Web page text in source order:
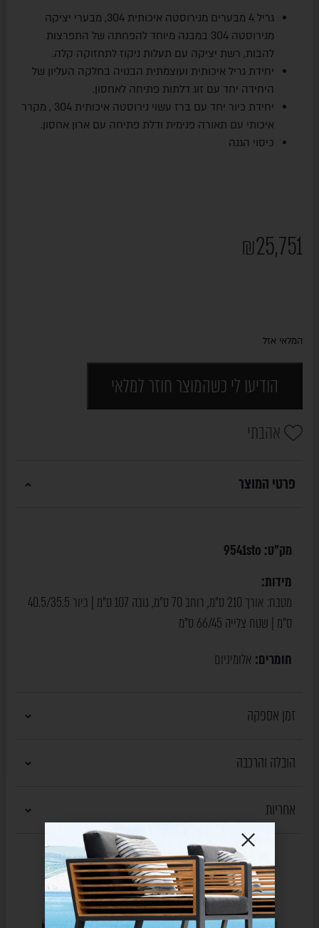
גריל 4 מבערים מנירוסטה איכותית 304, מבערי יציקה
מנירוסטה 304 במבנה מיוחד להפחתה של התפרצות
להבות, רשת יציקה עם תעלות ניקוז לתחזוקה קלה.
יחידת גריל איכותית ועוצמתית הבנויה בחלקה העליון של
היחידה יחד עם זוג דלתות פתיחה לאחסון.
יחידת כיור יחד עם ברז עשוי נירוסטה איכותית 304 , מקרר
איכותי עם תאורה פנימית ודלת פתיחה עם ארון אחסון.
כיסוי הגנה
₪25,751
המלאי אזל
הודיעו לי כשהמוצר חוזר למלאי
אהבתי
פרטי המוצר
מק"ט: 9541sto
מידות:
מטבח: אורך 210 ס"מ, רוחב 70 ס"מ, גובה 107 ס"מ | כיור 40.5/35.5
ס"מ | שטח צלייה 66/45 ס"מ
חומרים: אלומיניום
זמן אספקה
הובלה והרכבה
אחריות
מוצרים נוספיםשעשויים לעניין אותך